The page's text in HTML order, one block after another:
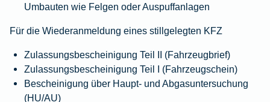
Umbauten wie Felgen oder Auspuffanlagen
Für die Wiederanmeldung eines stillgelegten KFZ
Zulassungsbescheinigung Teil II (Fahrzeugbrief)
Zulassungsbescheinigung Teil I (Fahrzeugschein)
Bescheinigung über Haupt- und Abgas­unter­suchung
(HU/AU)